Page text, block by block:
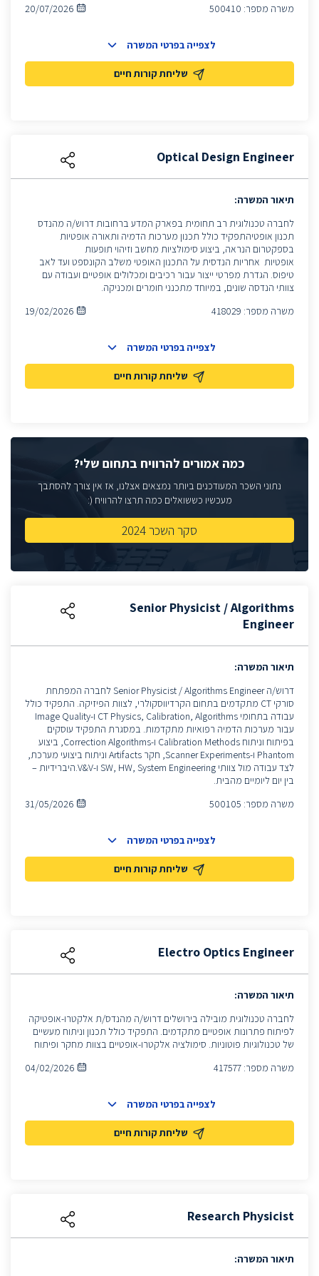
משרה מספר: 500410
20/07/2026
שליחת קורות חיים
לצפייה בפרטי המשרה
Optical Design Engineer
תיאור המשרה:
לחברה טכנולוגית רב תחומית בפארק המדע ברחובות דרוש/ה מהנדס
תכנון אופטיהתפקיד כולל תכנון מערכות הדמיה ותאורה אופטיות
בספקטרום הנראה, ביצוע סימולציות מחשב וזיהוי תופעות
אופטיות אחריות הנדסית על התכנון האופטי משלב הקונספט ועד לאב
טיפוס. הגדרת מפרטי ייצור עבור רכיבים ומכלולים אופטיים ועבודה עם
צוותי הנדסה שונים, במיוחד מתכנני חומרים ומכניקה.
משרה מספר: 418029
19/02/2026
שליחת קורות חיים
לצפייה בפרטי המשרה
כמה אמורים להרוויח בתחום שלי?
נתוני השכר המעודכנים ביותר נמצאים אצלנו, אז אין צורך להסתבך
מעכשיו כששואלים כמה תרצו להרוויח (:
סקר השכר 2024
Senior Physicist / Algorithms
Engineer
תיאור המשרה:
דרוש/ה Senior Physicist / Algorithms Engineer לחברה המפתחת
סורקי CT מתקדמים בתחום הקרדיווסקולרי, לצוות הפיזיקה. התפקיד כולל
עבודה בתחומי CT Physics, Calibration, Algorithms ו-Image Quality
עבור מערכות הדמיה רפואיות מתקדמות. במסגרת התפקיד עוסקים
בפיתוח וניתוח Calibration Methods ו-Correction Algorithms, ביצוע
Phantom ו-Scanner Experiments, חקר Artifacts וניתוח ביצועי מערכת,
לצד עבודה מול צוותי SW, HW, System Engineering ו-V&V.היברידיות –
בין יום ליומיים מהבית.
משרה מספר: 500105
31/05/2026
שליחת קורות חיים
לצפייה בפרטי המשרה
Electro Optics Engineer
תיאור המשרה:
לחברה טכנולוגית מובילה בירושלים דרוש/ה מהנדס/ת אלקטרו-אופטיקה
לפיתוח פתרונות אופטיים מתקדמים. התפקיד כולל תכנון וניתוח מעשיים
של טכנולוגיות פוטוניות. סימולציה אלקטרו-אופטיים בצוות מחקר ופיתוח
משרה מספר: 417577
04/02/2026
שליחת קורות חיים
לצפייה בפרטי המשרה
Research Physicist
תיאור המשרה: